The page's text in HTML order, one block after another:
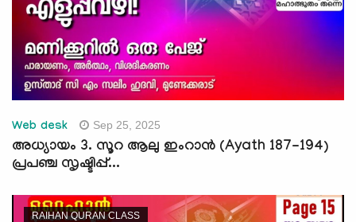
Web desk Sep 25, 2025
അധ്യായം 3. സൂറ ആലു ഇംറാന്‍ (Ayath 187-194)
പ്രപഞ്ച സൃഷ്ടിപ്പ്...
RAIHAN QURAN CLASS